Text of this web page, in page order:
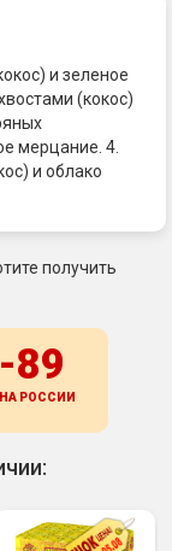
и зеленое
(кокос)
мерцание. 4.
и облако
получить
89
РОССИИ